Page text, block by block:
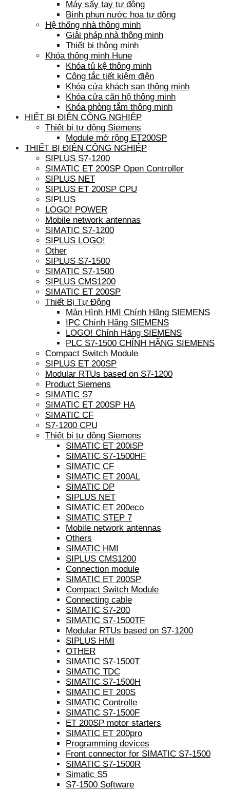
Máy sấy tay tự động
Bình phun nước hoa tự động
Hệ thống nhà thông minh
Giải pháp nhà thông minh
Thiết bị thông minh
Khóa thông minh Hune
Khóa tủ kệ thông minh
Công tắc tiết kiệm điện
Khóa cửa khách sạn thông minh
Khóa cửa căn hộ thông minh
Khóa phòng tắm thông minh
HIẾT BỊ ĐIỆN CÔNG NGHIỆP
Thiết bị tự động Siemens
Module mở rộng ET200SP
THIẾT BỊ ĐIỆN CÔNG NGHIỆP
SIPLUS S7-1200
SIMATIC ET 200SP Open Controller
SIPLUS NET
SIPLUS ET 200SP CPU
SIPLUS
LOGO! POWER
Mobile network antennas
SIMATIC S7-1200
SIPLUS LOGO!
Other
SIPLUS S7-1500
SIMATIC S7-1500
SIPLUS CMS1200
SIMATIC ET 200SP
Thiết Bị Tự Động
Màn Hình HMI Chính Hãng SIEMENS
IPC Chính Hãng SIEMENS
LOGO! Chính Hãng SIEMENS
PLC S7-1500 CHÍNH HÃNG SIEMENS
Compact Switch Module
SIPLUS ET 200SP
Modular RTUs based on S7-1200
Product Siemens
SIMATIC S7
SIMATIC ET 200SP HA
SIMATIC CF
S7-1200 CPU
Thiết bị tự động Siemens
SIMATIC ET 200iSP
SIMATIC S7-1500HF
SIMATIC CF
SIMATIC ET 200AL
SIMATIC DP
SIPLUS NET
SIMATIC ET 200eco
SIMATIC STEP 7
Mobile network antennas
Others
SIMATIC HMI
SIPLUS CMS1200
Connection module
SIMATIC ET 200SP
Compact Switch Module
Connecting cable
SIMATIC S7-200
SIMATIC S7-1500TF
Modular RTUs based on S7-1200
SIPLUS HMI
OTHER
SIMATIC S7-1500T
SIMATIC TDC
SIMATIC S7-1500H
SIMATIC ET 200S
SIMATIC Controlle
SIMATIC S7-1500F
ET 200SP motor starters
SIMATIC ET 200pro
Programming devices
Front connector for SIMATIC S7-1500
SIMATIC S7-1500R
Simatic S5
S7-1500 Software